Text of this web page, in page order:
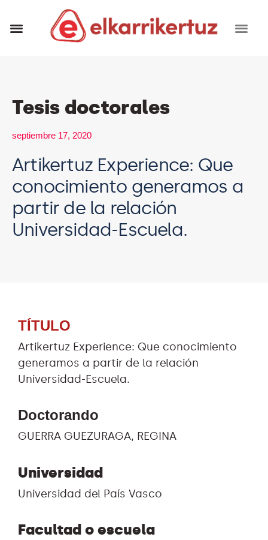
Tesis doctorales
septiembre 17, 2020
Artikertuz Experience: Que
conocimiento generamos a
partir de la relación
Universidad-Escuela.
TÍTULO
Artikertuz Experience: Que conocimiento
generamos a partir de la relación
Universidad-Escuela.
Doctorando
GUERRA GUEZURAGA, REGINA
Universidad
Universidad del País Vasco
Facultad o escuela